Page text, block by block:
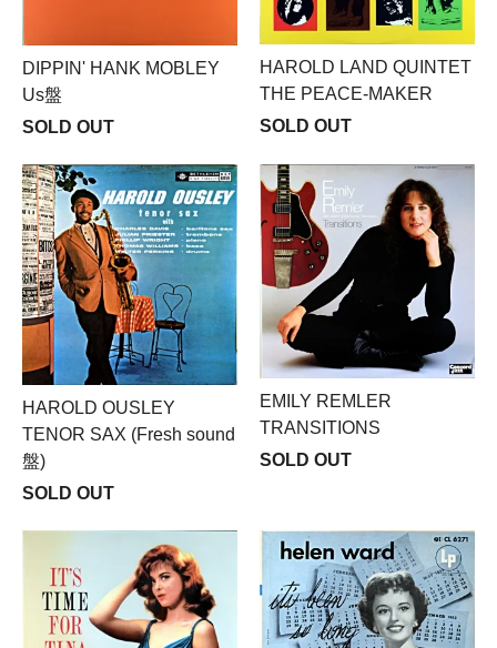
DIPPIN' HANK MOBLEY
Us盤
SOLD OUT
HAROLD LAND QUINTET
THE PEACE-MAKER
SOLD OUT
HAROLD OUSLEY
TENOR SAX (Fresh sound
盤)
SOLD OUT
EMILY REMLER
TRANSITIONS
SOLD OUT